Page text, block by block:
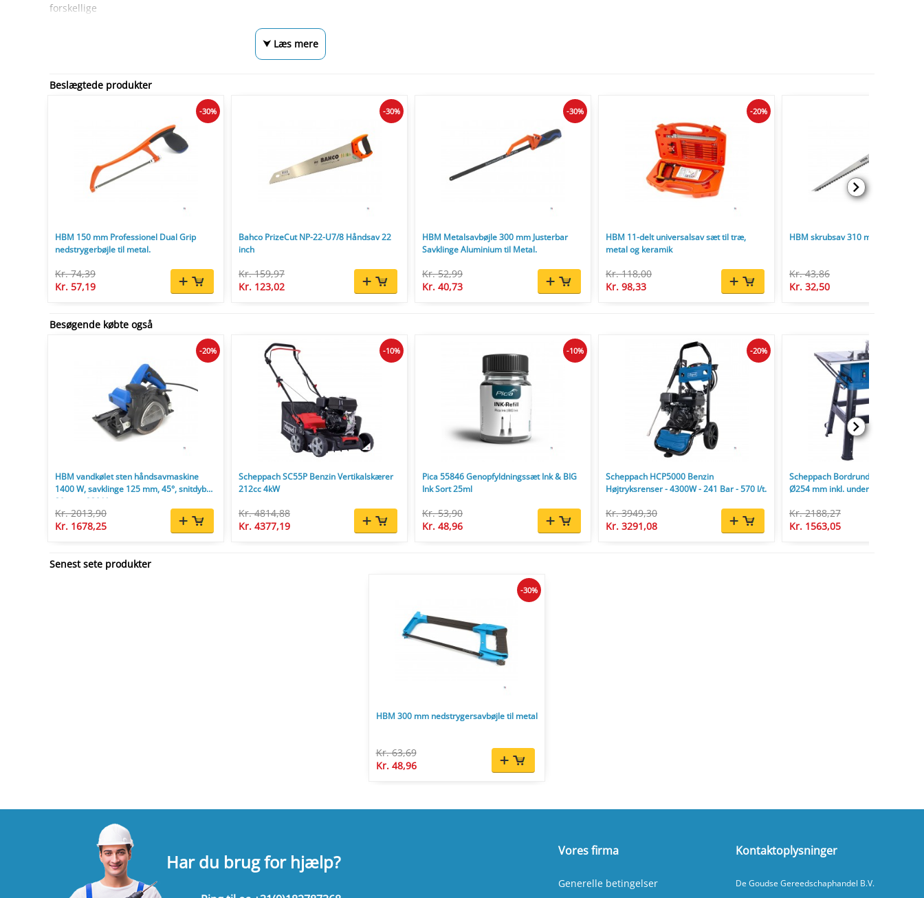
forskellige
⮟ Læs mere
Beslægtede produkter
HBM 150 mm Professionel Dual Grip
nedstrygerbøjle til metal.
Kr. 74,39
Kr. 57,19
-30%
Bahco PrizeCut NP-22-U7/8 Håndsav 22
inch
Kr. 159,97
Kr. 123,02
-30%
HBM Metalsavbøjle 300 mm Justerbar
Savklinge Aluminium til Metal.
Kr. 52,99
Kr. 40,73
-30%
HBM 11-delt universalsav sæt til træ,
metal og keramik
Kr. 118,00
Kr. 98,33
-20%
HBM skrubsav 310 mm 6TPI
Kr. 43,86
Kr. 32,50
Besøgende købte også
HBM vandkølet sten håndsavmaskine
1400 W, savklinge 125 mm, 45°, snitdybde
30 mm, 230 V
Kr. 2013,90
Kr. 1678,25
-20%
Scheppach SC55P Benzin Vertikalskærer
212cc 4kW
Kr. 4814,88
Kr. 4377,19
-10%
Pica 55846 Genopfyldningssæt Ink & BIG
Ink Sort 25ml
Kr. 53,90
Kr. 48,96
-10%
Scheppach HCP5000 Benzin
Højtryksrenser - 4300W - 241 Bar - 570 l/t.
Kr. 3949,30
Kr. 3291,08
-20%
Scheppach Bordrundsav HS254
Ø254 mm inkl. understel og
Kr. 2188,27
Kr. 1563,05
Senest sete produkter
HBM 300 mm nedstrygersavbøjle til metal
Kr. 63,69
Kr. 48,96
-30%
Vores firma
Generelle betingelser
Kontaktoplysninger
De Goudse Gereedschaphandel B.V.
Har du brug for hjælp?